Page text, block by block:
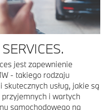
jest zapewnienie
- takiego rodzaju
usług, jakie są
i wartych
samochodowego na